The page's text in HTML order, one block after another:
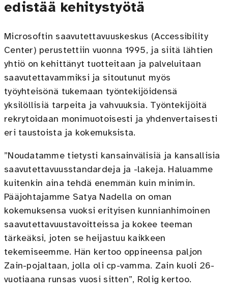
edistää kehitystyötä
Microsoftin saavutettavuuskeskus (Accessibility
Center) perustettiin vuonna 1995, ja siitä lähtien
yhtiö on kehittänyt tuotteitaan ja palveluitaan
saavutettavammiksi ja sitoutunut myös
työyhteisönä tukemaan työntekijöidensä
yksilöllisiä tarpeita ja vahvuuksia. Työntekijöitä
rekrytoidaan monimuotoisesti ja yhdenvertaisesti
eri taustoista ja kokemuksista.
”Noudatamme tietysti kansainvälisiä ja kansallisia
saavutettavuusstandardeja ja -lakeja. Haluamme
kuitenkin aina tehdä enemmän kuin minimin.
Pääjohtajamme Satya Nadella on oman
kokemuksensa vuoksi erityisen kunnianhimoinen
saavutettavuustavoitteissa ja kokee teeman
tärkeäksi, joten se heijastuu kaikkeen
tekemiseemme. Hän kertoo oppineensa paljon
Zain-pojaltaan, jolla oli cp-vamma. Zain kuoli 26-
vuotiaana runsas vuosi sitten”, Rolig kertoo.